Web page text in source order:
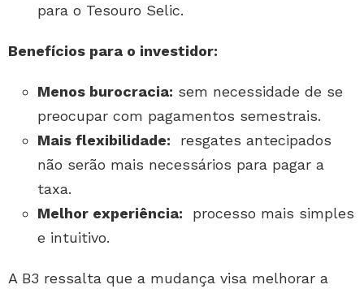
para o Tesouro Selic.
Benefícios para o investidor:
Menos burocracia: sem necessidade de se
preocupar com pagamentos semestrais.
Mais flexibilidade: resgates antecipados
não serão mais necessários para pagar a
taxa.
Melhor experiência: processo mais simples
e intuitivo.
A B3 ressalta que a mudança visa melhorar a